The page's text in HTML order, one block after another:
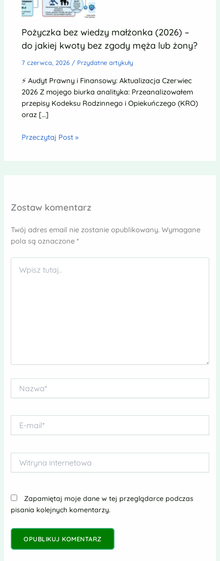
Pożyczka bez wiedzy małżonka (2026) –
do jakiej kwoty bez zgody męża lub żony?
7 czerwca, 2026 / Przydatne artykuły
⚡ Audyt Prawny i Finansowy: Aktualizacja Czerwiec
2026 Z mojego biurka analityka: Przeanalizowałem
przepisy Kodeksu Rodzinnego i Opiekuńczego (KRO)
oraz […]
Przeczytaj Post »
Zostaw komentarz
Twój adres email nie zostanie opublikowany. Wymagane
pola są oznaczone*
Wpisz
tutaj..
mail*
internetowa
Zapamiętaj moje dane w tej przeglądarce podczas
pisania kolejnych komentarzy.